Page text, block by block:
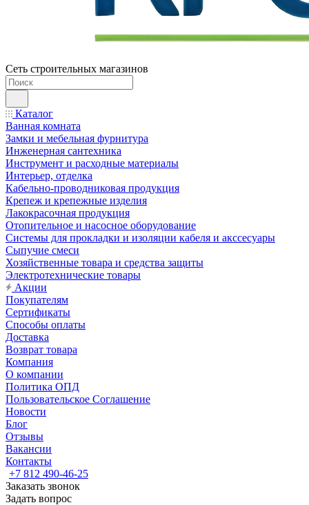
Сеть строительных магазинов
Каталог
Ванная комната
Замки и мебельная фурнитура
Инженерная сантехника
Инструмент и расходные материалы
Интерьер, отделка
Кабельно-проводниковая продукция
Крепеж и крепежные изделия
Лакокрасочная продукция
Отопительное и насосное оборудование
Системы для прокладки и изоляции кабеля и акссесуары
Сыпучие смеси
Хозяйственные товара и средства защиты
Электротехнические товары
Акции
Покупателям
Сертификаты
Способы оплаты
Доставка
Возврат товара
Компания
О компании
Политика ОПД
Пользовательское Соглашение
Новости
Блог
Отзывы
Вакансии
Контакты
+7 812 490-46-25
Заказать звонок
Задать вопрос